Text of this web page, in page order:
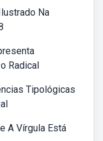
Na
Radical
Tipológicas
A Vírgula Está